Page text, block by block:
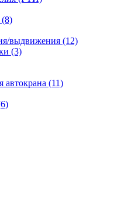
(8)
выдвижения (12)
(3)
(11)